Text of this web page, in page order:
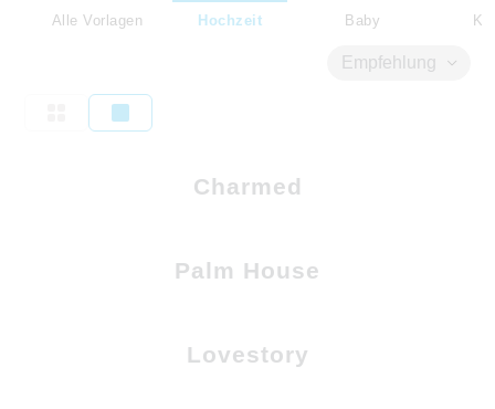
Alle Vorlagen Hochzeit Baby
Empfehlung
Charmed
Palm House
Lovestory